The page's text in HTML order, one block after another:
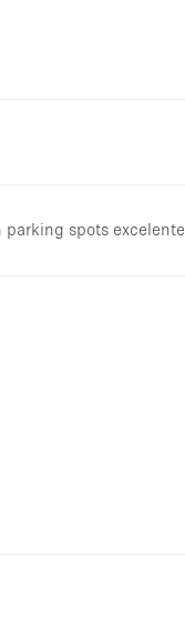
spots excelente